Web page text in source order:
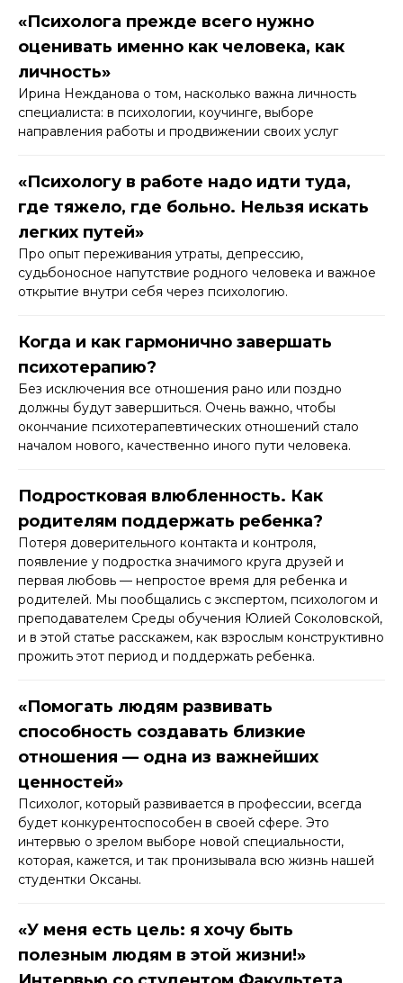
«Психолога прежде всего нужно
оценивать именно как человека, как
личность»
Ирина Нежданова о том, насколько важна личность
специалиста: в психологии, коучинге, выборе
направления работы и продвижении своих услуг
«Психологу в работе надо идти туда,
где тяжело, где больно. Нельзя искать
легких путей»
Про опыт переживания утраты, депрессию,
судьбоносное напутствие родного человека и важное
открытие внутри себя через психологию.
Когда и как гармонично завершать
психотерапию?
Без исключения все отношения рано или поздно
должны будут завершиться. Очень важно, чтобы
окончание психотерапевтических отношений стало
началом нового, качественно иного пути человека.
Подростковая влюбленность. Как
родителям поддержать ребенка?
Потеря доверительного контакта и контроля,
появление у подростка значимого круга друзей и
первая любовь — непростое время для ребенка и
родителей. Мы пообщались с экспертом, психологом и
преподавателем Среды обучения Юлией Соколовской,
и в этой статье расскажем, как взрослым конструктивно
прожить этот период и поддержать ребенка.
«Помогать людям развивать
способность создавать близкие
отношения — одна из важнейших
ценностей»
Психолог, который развивается в профессии, всегда
будет конкурентоспособен в своей сфере. Это
интервью о зрелом выборе новой специальности,
которая, кажется, и так пронизывала всю жизнь нашей
студентки Оксаны.
«У меня есть цель: я хочу быть
полезным людям в этой жизни!»